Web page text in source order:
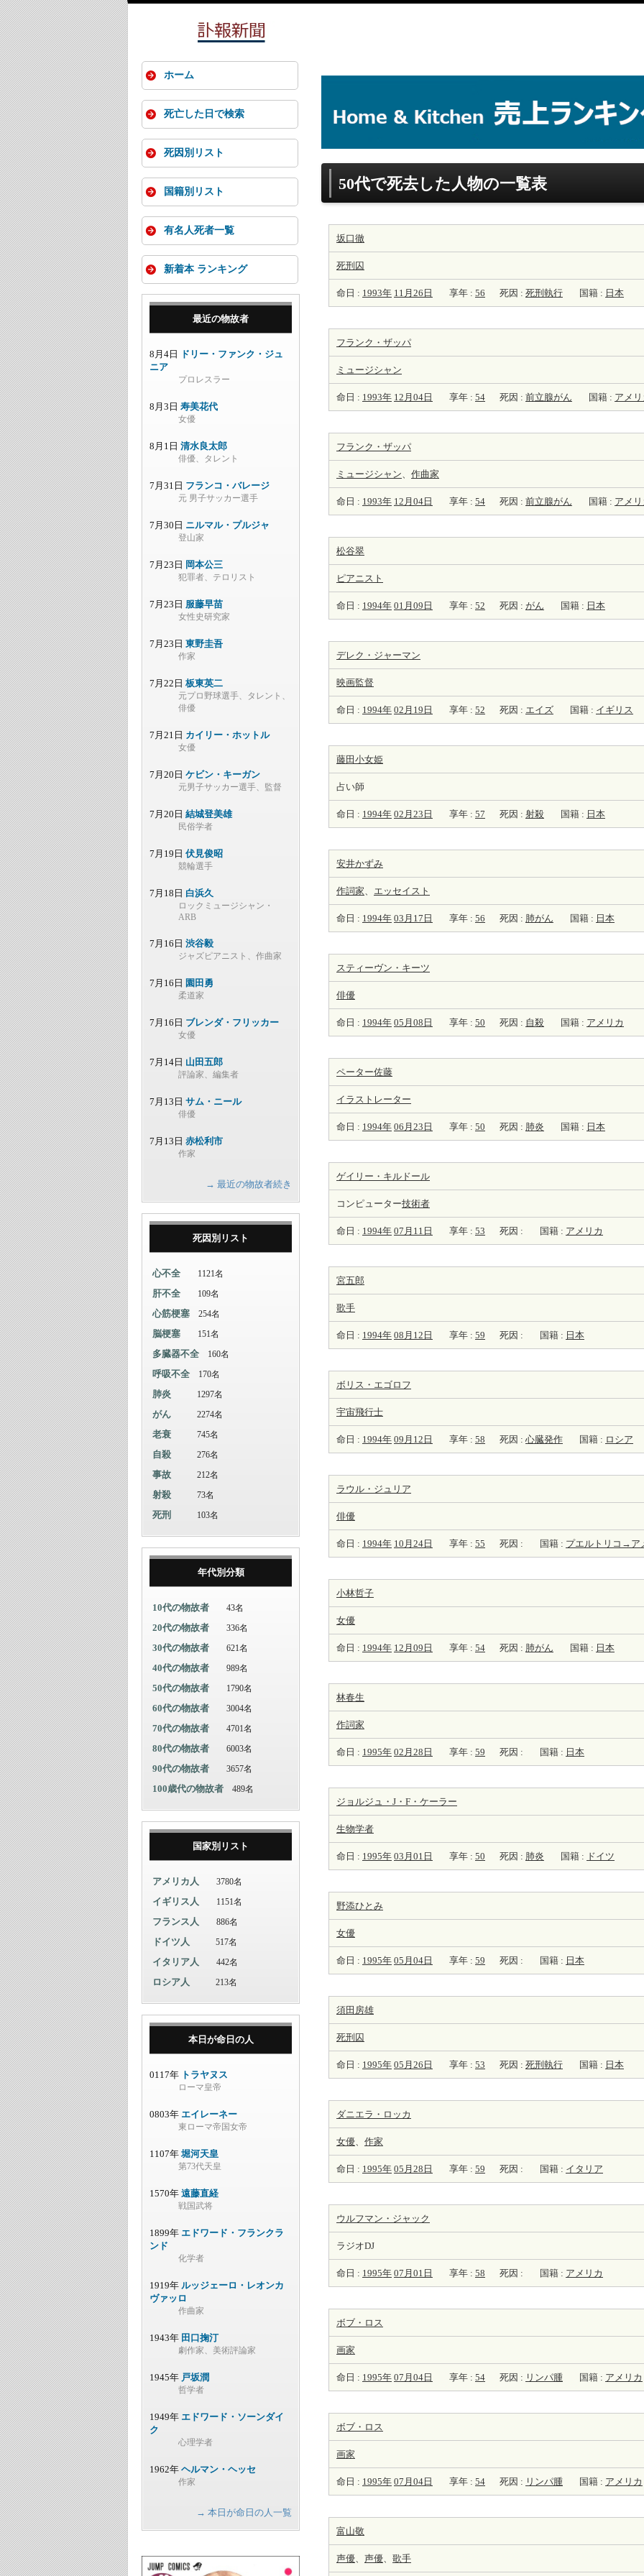
50代で死去した人物の一覧表
坂口徹
死刑囚
命日 : 1993年 11月26日 享年 : 56 死因 : 死刑執行 国籍 : 日本
フランク・ザッパ
ミュージシャン
命日 : 1993年 12月04日 享年 : 54 死因 : 前立腺がん 国籍 : アメ
フランク・ザッパ
ミュージシャン、 作曲家
命日 : 1993年 12月04日 享年 : 54 死因 : 前立腺がん 国籍 : アメ
松谷翠
ピアニスト
命日 : 1994年 01月09日 享年 : 52 死因 : がん 国籍 : 日本
デレク・ジャーマン
映画監督
命日 : 1994年 02月19日 享年 : 52 死因 : エイズ 国籍 : イギリス
藤田小女姫
占い師
命日 : 1994年 02月23日 享年 : 57 死因 : 射殺 国籍 : 日本
安井かずみ
作詞家、 エッセイスト
命日 : 1994年 03月17日 享年 : 56 死因 : 肺がん 国籍 : 日本
スティーヴン・キーツ
俳優
命日 : 1994年 05月08日 享年 : 50 死因 : 自殺 国籍 : アメリカ
ペーター佐藤
イラストレーター
命日 : 1994年 06月23日 享年 : 50 死因 : 肺炎 国籍 : 日本
ゲイリー・キルドール
コンピューター技術者
命日 : 1994年 07月11日 享年 : 53 死因 : 国籍 : アメリカ
宮五郎
歌手
命日 : 1994年 08月12日 享年 : 59 死因 : 国籍 : 日本
ボリス・エゴロフ
宇宙飛行士
命日 : 1994年 09月12日 享年 : 58 死因 : 心臓発作 国籍 : ロシア
ラウル・ジュリア
俳優
命日 : 1994年 10月24日 享年 : 55 死因 : 国籍 : プエルトリコ→ア
小林哲子
女優
命日 : 1994年 12月09日 享年 : 54 死因 : 肺がん 国籍 : 日本
林春生
作詞家
命日 : 1995年 02月28日 享年 : 59 死因 : 国籍 : 日本
ジョルジュ・J・F・ケーラー
生物学者
命日 : 1995年 03月01日 享年 : 50 死因 : 肺炎 国籍 : ドイツ
野添ひとみ
女優
命日 : 1995年 05月04日 享年 : 59 死因 : 国籍 : 日本
須田房雄
死刑囚
命日 : 1995年 05月26日 享年 : 53 死因 : 死刑執行 国籍 : 日本
ダニエラ・ロッカ
女優、 作家
命日 : 1995年 05月28日 享年 : 59 死因 : 国籍 : イタリア
ウルフマン・ジャック
ラジオDJ
命日 : 1995年 07月01日 享年 : 58 死因 : 国籍 : アメリカ
ボブ・ロス
画家
命日 : 1995年 07月04日 享年 : 54 死因 : リンパ腫 国籍 : アメリカ
ボブ・ロス
画家
命日 : 1995年 07月04日 享年 : 54 死因 : リンパ腫 国籍 : アメリカ
富山敬
声優、 声優、 歌手
ホーム
死亡した日で検索
死因別リスト
国籍別リスト
有名人死者一覧
新着本 ランキング
最近の物故者
8月4日
ドリー・ファンク・ジュ
ニア
プロレスラー
8月3日 寿美花代
女優
8月1日 清水良太郎
俳優、タレント
7月31日 フランコ・バレージ
元 男子サッカー選手
7月30日 ニルマル・プルジャ
登山家
7月23日 岡本公三
犯罪者、テロリスト
7月23日 服藤早苗
女性史研究家
7月23日 東野圭吾
作家
7月22日 板東英二
元プロ野球選手、タレント、
俳優
7月21日 カイリー・ホットル
女優
7月20日 ケビン・キーガン
元男子サッカー選手、監督
7月20日 結城登美雄
民俗学者
7月19日 伏見俊昭
競輪選手
7月18日 白浜久
ロックミュージシャン・
ARB
7月16日 渋谷毅
ジャズピアニスト、作曲家
7月16日 園田勇
柔道家
7月16日 ブレンダ・フリッカー
女優
7月14日 山田五郎
評論家、編集者
7月13日 サム・ニール
俳優
7月13日 赤松利市
作家
→ 最近の物故者続き
死因別リスト
心不全 1121名
肝不全 109名
心筋梗塞 254名
脳梗塞 151名
多臓器不全 160名
呼吸不全 170名
肺炎 1297名
がん 2274名
老衰 745名
自殺 276名
事故 212名
射殺 73名
死刑 103名
年代別分類
10代の物故者 43名
20代の物故者 336名
30代の物故者 621名
40代の物故者 989名
50代の物故者 1790名
60代の物故者 3004名
70代の物故者 4701名
80代の物故者 6003名
90代の物故者 3657名
100歳代の物故者 489名
国家別リスト
アメリカ人 3780名
イギリス人 1151名
フランス人 886名
ドイツ人 517名
イタリア人 442名
ロシア人 213名
本日が命日の人
0117年 トラヤヌス
ローマ皇帝
0803年 エイレーネー
東ローマ帝国女帝
1107年堀河天皇
第73代天皇
1570年 遠藤直経
戦国武将
1899年 エドワード・フランクラ
ンド
化学者
1919年 ルッジェーロ・レオンカ
ヴァッロ
作曲家
1943年 田口掬汀
劇作家、美術評論家
1945年 戸坂潤
哲学者
1949年 エドワード・ソーンダイ
ク
心理学者
1962年 ヘルマン・ヘッセ
作家
→ 本日が命日の人一覧